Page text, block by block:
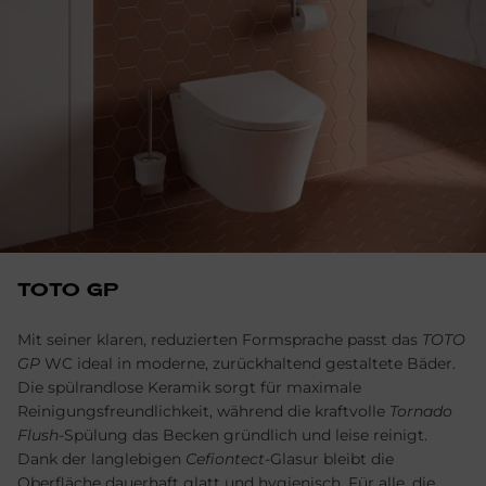
TOTO GP
Mit seiner klaren, reduzierten Formsprache passt das TOTO
GP WC ideal in moderne, zurückhaltend gestaltete Bäder.
Die spülrandlose Keramik sorgt für maximale
Reinigungsfreundlichkeit, während die kraftvolle Tornado
Flush-Spülung das Becken gründlich und leise reinigt.
Dank der langlebigen Cefiontect-Glasur bleibt die